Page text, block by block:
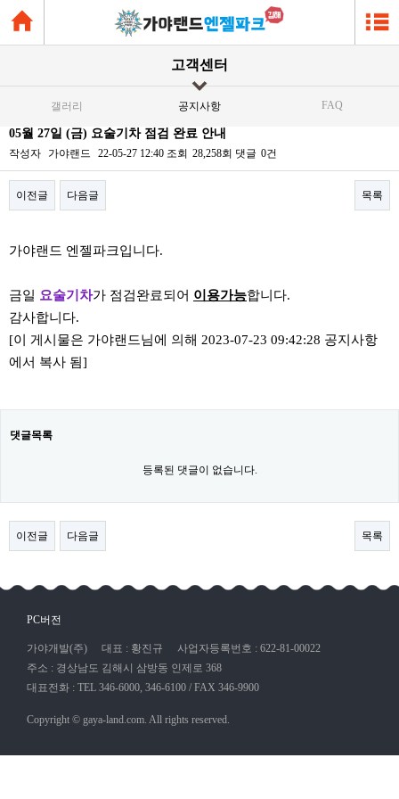
고객센터
갤러리 공지사항 FAQ
05월 27일 (금) 요술기차 점검 완료 안내
작성자 가야랜드 22-05-27 12:40 조회 28,258회 댓글 0건
이전글 다음글 목록
가야랜드 엔젤파크입니다.
금일 요술기차가 점검완료되어 이용가능합니다.
감사합니다.
[이 게시물은 가야랜드님에 의해 2023-07-23 09:42:28 공지사항
에서 복사 됨]
댓글목록
등록된 댓글이 없습니다.
이전글 다음글 목록
PC버전
가야개발(주) 대표 : 황진규
사업자등록번호 : 622-81-00022
주소 : 경상남도 김해시 삼방동 인제로 368
대표전화 : TEL 346-6000, 346-6100 / FAX 346-9900
Copyright © gaya-land.com. All rights reserved.